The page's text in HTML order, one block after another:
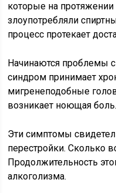
которые на
злоупотребляли
процесс протекает
Начинаются проблемы
синдром принимает
мигренеподобные
возникает ноющая боль.
Эти симптомы
перестройки. Сколько
Продолжительность
алкоголизма.